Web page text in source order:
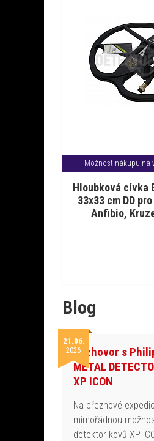
Možnost nákupu na
Hloubková cívka
33x33 cm DD
Anfibio,
Blog
21.06.
2026Rozhovor s
METAL
XP ICON
Na březnové
mimořádnou
detektor kovů XP